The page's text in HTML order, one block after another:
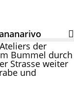
der
Bummel durch
Strasse weiter
und